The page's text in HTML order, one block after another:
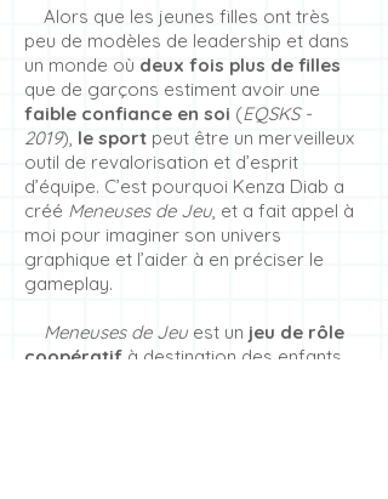
Alors que les jeunes filles ont très
peu de modèles de leadership et dans
un monde où deux fois plus de filles
que de garçons estiment avoir une
faible confiance en soi (EQSKS -
2019), le sport peut être un merveilleux
outil de revalorisation et d’esprit
d’équipe. C’est pourquoi Kenza Diab a
créé Meneuses de Jeu, et a fait appel à
moi pour imaginer son univers
graphique et l’aider à en préciser le
gameplay.
Meneuses de Jeu est un jeu de rôle
coopératif à destination des enfants